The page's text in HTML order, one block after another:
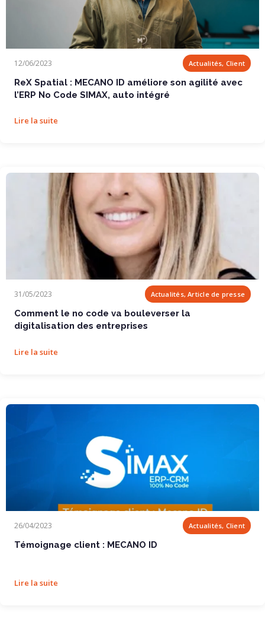
12/06/2023 Actualités, Client
ReX Spatial : MECANO ID améliore son agilité avec
l’ERP No Code SIMAX, auto intégré
Lire la suite
31/05/2023 Actualités, Article de presse
Comment le no code va bouleverser la
digitalisation des entreprises
Lire la suite
26/04/2023 Actualités, Client
Témoignage client : MECANO ID
Lire la suite